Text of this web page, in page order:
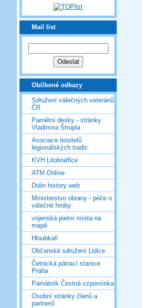
Mail list
Oblíbené odkazy
Sdružení válečných veteránů
ČR
Pamětní desky - stránky
Vladimíra Štrupla
Asociace nositelů
legionářských tradic
KVH Litobratřice
ATM Online
Dolin history web
Ministerstvo obrany - péče o
válečné hroby
vojenská pietní místa na
mapě
Hloubkaři
Občanské sdružení Lidice
Četnická pátrací stanice
Praha
Památník Čestná vzpomínka
Osobní stránky členů a
partnerů